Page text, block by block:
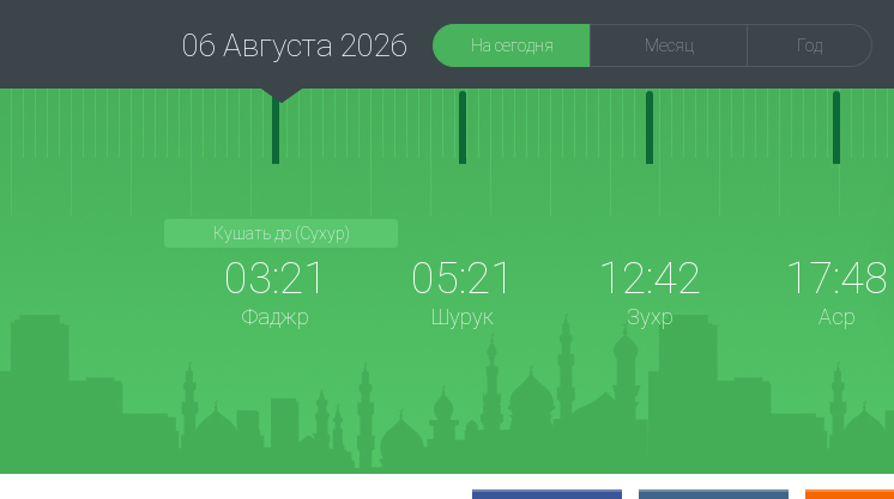
06 Августа 2026 На сегодня Месяц Год
Кушать до (Сухур)
03:21
Фаджр
05:21
Шурук
12:42
Зухр
17:48
Аср